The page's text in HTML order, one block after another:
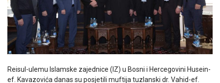
Reisul-ulemu Islamske zajednice (IZ) u Bosni i Hercegovini Husein-
ef. Kavazovića danas su posjetili muftija tuzlanski dr. Vahid-ef.